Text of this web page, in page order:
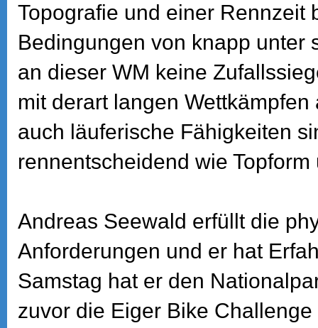
Topografie und einer Rennzeit
Bedingungen von knapp unter
an dieser WM keine
mit derart langen
auch läuferische Fähigkeiten
rennentscheidend wie
Andreas Seewald erfüllt die
Anforderungen und er hat
Samstag hat er den
zuvor die Eiger Bike